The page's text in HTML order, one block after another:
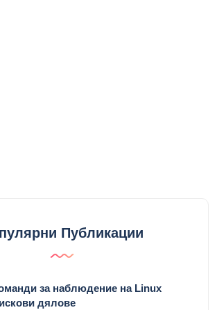
Публикации
за наблюдение на Linux
дялове